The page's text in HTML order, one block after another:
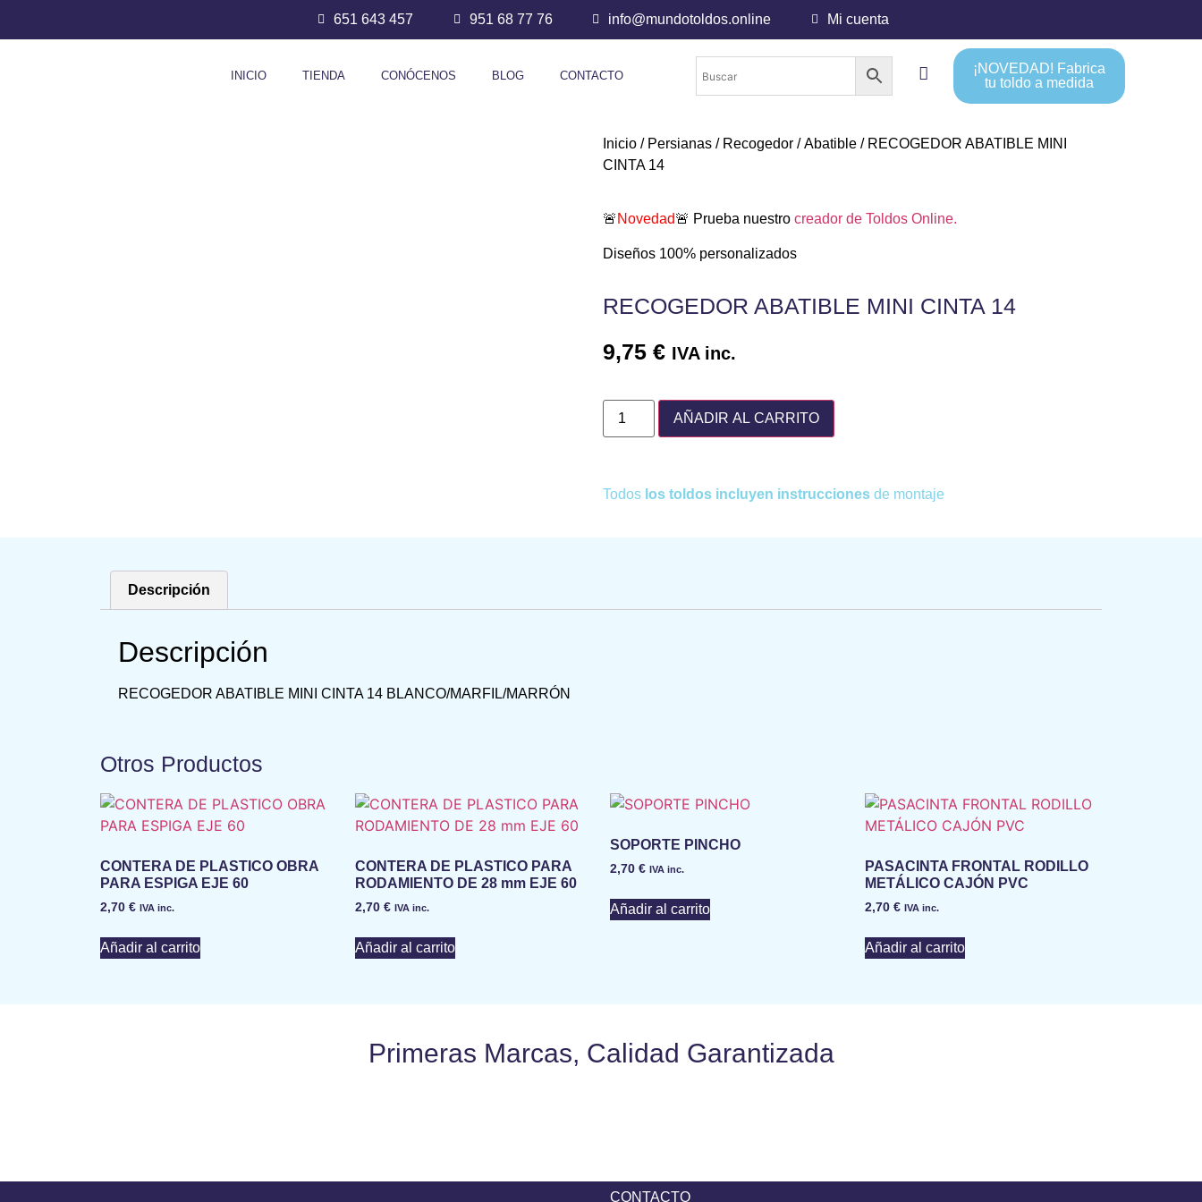
651 643 457 951 68 77 76 info@mundotoldos.online Mi cuenta
INICIO TIENDA CONÓCENOS BLOG CONTACTO
¡NOVEDAD! Fabrica
tu toldo a medida
Inicio / Persianas / Recogedor /Abatible / RECOGEDOR ABATIBLE MINI
CINTA 14
🚨 Novedad🚨 Prueba nuestrocreador de Toldos Online.
Diseños 100% personalizados
RECOGEDOR ABATIBLE MINI CINTA 14
9,75€ IVA inc.
AÑADIR AL CARRITO
Todos los toldos incluyen instrucciones de montaje
Descripción
Descripción
RECOGEDOR ABATIBLE MINI CINTA 14 BLANCO/MARFIL/MARRÓN
Otros Productos
CONTERA DE PLASTICO OBRA
PARA ESPIGA EJE 60
2,70 € IVA inc.
Añadir al carrito
CONTERA DE PLASTICO PARA
RODAMIENTO DE 28 mm EJE 60
2,70 € IVA inc.
Añadir al carrito
SOPORTE PINCHO
2,70 € IVA inc.
Añadir al carrito
PASACINTA FRONTAL RODILLO
METÁLICO CAJÓN PVC
2,70 € IVA inc.
Añadir al carrito
Primeras Marcas, Calidad Garantizada
CONTACTO